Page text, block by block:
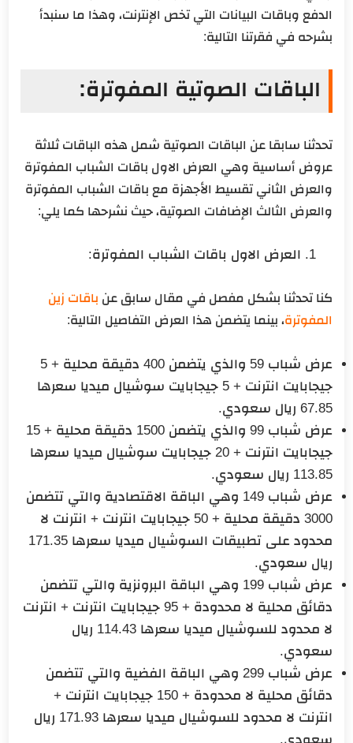
الدفع وباقات البيانات التي تخص الإنترنت، وهذا ما سنبدأ
بشرحه في فقرتنا التالية:
الباقات الصوتية المفوترة:
تحدثنا سابقا عن الباقات الصوتية شمل هذه الباقات ثلاثة
عروض أساسية وهي العرض الاول باقات الشباب المفوترة
والعرض الثاني تقسيط الأجهزة مع باقات الشباب المفوترة
والعرض الثالث الإضافات الصوتية، حيث نشرحها كما يلي:
العرض الاول باقات الشباب المفوترة:
كنا تحدثنا بشكل مفصل في مقال سابق عن باقات زين
المفوترة، بينما يتضمن هذا العرض التفاصيل التالية:
عرض شباب 59 والذي يتضمن 400 دقيقة محلية + 5
جيجابايت انترنت + 5 جيجابايت سوشيال ميديا سعرها
67.85 ريال سعودي.
عرض شباب 99 والذي يتضمن 1500 دقيقة محلية + 15
جيجابايت انترنت + 20 جيجابايت سوشيال ميديا سعرها
113.85 ريال سعودي.
عرض شباب 149 وهي الباقة الاقتصادية والتي تتضمن
3000 دقيقة محلية + 50 جيجابايت انترنت + انترنت لا
محدود على تطبيقات السوشيال ميديا سعرها 171.35
ريال سعودي.
عرض شباب 199 وهي الباقة البرونزية والتي تتضمن
دقائق محلية لا محدودة + 95 جيجابايت انترنت + انترنت
لا محدود للسوشيال ميديا سعرها 114.43 ريال
سعودي.
عرض شباب 299 وهي الباقة الفضية والتي تتضمن
دقائق محلية لا محدودة + 150 جيجابايت انترنت +
انترنت لا محدود للسوشيال ميديا سعرها 171.93 ريال
سعودي.